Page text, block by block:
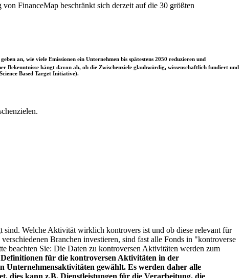
FinanceMap beschränkt sich derzeit auf die 30 größten
an, wie viele Emissionen ein Unternehmen bis spätestens 2050 reduzieren und
hängt davon ab, ob die Zwischenziele glaubwürdig, wissenschaftlich fundiert und
Based Target Initiative).
Welche Aktivität wirklich kontrovers ist und ob diese relevant für
Branchen investieren, sind fast alle Fonds in "kontroverse
beachten Sie: Die Daten zu kontroversen Aktivitäten werden zum
für die kontroversen Aktivitäten in der
Unternehmensaktivitäten gewählt. Es werden daher alle
dies kann z.B. Dienstleistungen für die Verarbeitung, die